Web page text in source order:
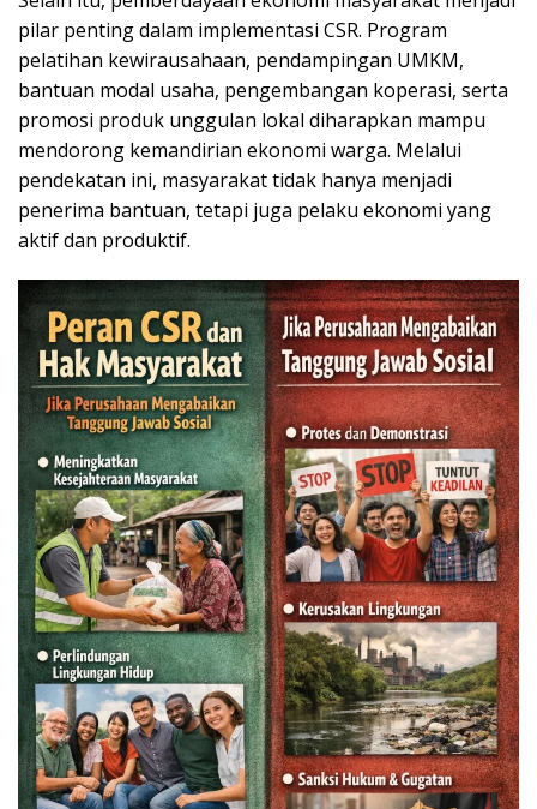
pilar penting dalam implementasi CSR. Program
pelatihan kewirausahaan, pendampingan UMKM,
bantuan modal usaha, pengembangan koperasi, serta
promosi produk unggulan lokal diharapkan mampu
mendorong kemandirian ekonomi warga. Melalui
pendekatan ini, masyarakat tidak hanya menjadi
penerima bantuan, tetapi juga pelaku ekonomi yang
aktif dan produktif.